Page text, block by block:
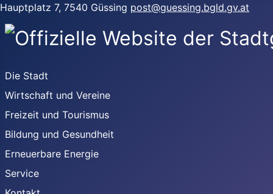
Hauptplatz 7, 7540 Güssing post@guessing.bgld.gv.at
Die Stadt
Wirtschaft und Vereine
Freizeit und Tourismus
Bildung und Gesundheit
Erneuerbare Energie
Service